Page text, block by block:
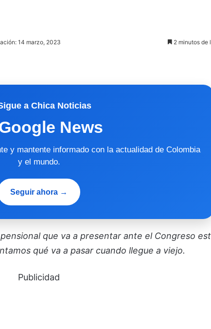
14 marzo, 2023 2 minutos de
a Chica Noticias
News
y mantente informado con la actualidad de Colombia
y el mundo.
Seguir ahora →
que va a presentar ante el Congreso
qué va a pasar cuando llegue a viejo.
Publicidad